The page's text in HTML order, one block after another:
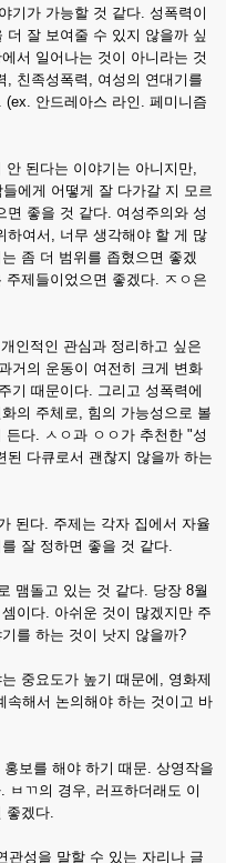
기가 가능할 것 같다. 성폭력이
더 잘 보여줄 수 있지 않을까 싶
서 일어나는 것이 아니라는 것
, 친족성폭력, 여성의 연대기를
안드레아스 라인. 페미니즘
된다는 이야기는 아니지만,
에게 어떻게 잘 다가갈 지 모르
면 좋을 것 같다. 여성주의와 성
하여서, 너무 생각해야 할 게 많
좀 더 범위를 좁혔으면 좋겠
제들이었으면 좋겠다. ㅈㅇ은
인적인 관심과 정리하고 싶은
거의 운동이 여전히 크게 변화
기 때문이다. 그리고 성폭력에
의 주체로, 힘의 가능성으로 볼
다. ㅅㅇ과 ㅇㅇ가 추천한 "성
다큐로서 괜찮지 않을까 하는
된다. 주제는 각자 집에서 자율
잘 정하면 좋을 것 같다.
맴돌고 있는 것 같다. 당장 8월
이다. 아쉬운 것이 많겠지만 주
를 하는 것이 낫지 않을까?
중요도가 높기 때문에, 영화제
속해서 논의해야 하는 것이고 바
보를 해야 하기 때문. 상영작을
ㅂㄲ의 경우, 러프하더래도 이
좋겠다.
관성을 말할 수 있는 자리나 글